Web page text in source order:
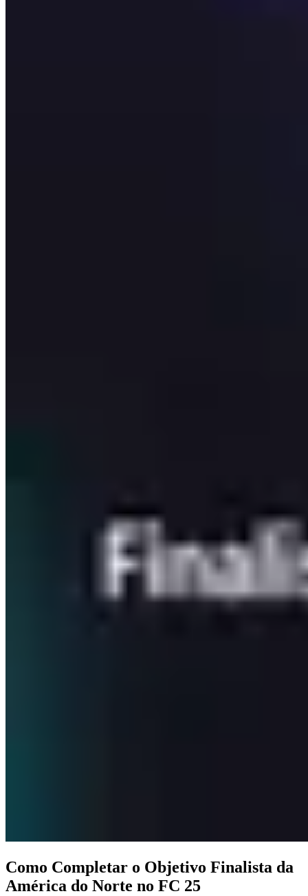
Como Completar o Objetivo Finalista da
América do Norte no FC 25